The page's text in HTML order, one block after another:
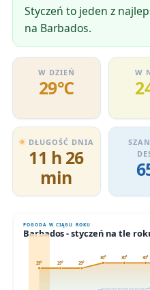
Styczeń to jeden z
na Barbados.
W DZIEŃ
29℃
W
DŁUGOŚĆ DNIA
11 h 26
min